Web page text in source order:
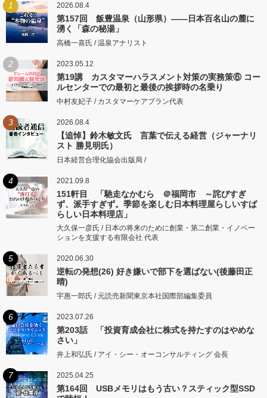
1 2026.08.4
第157回 飯豊温泉（山形県）――日本百名山の麓に
湧く「森の秘湯」
高橋一喜氏 / 温泉アナリスト
2 2023.05.12
第19講 カスタマーハラスメント対策の実務策⑥ コー
ルセンターでの最初と最後の挨拶時の名乗り
中村友妃子 / カスタマーケアプラン代表
3 2026.08.4
【追悼】鈴木敏文氏 言葉で伝える経営（ジャーナリ
スト 勝見明氏）
日本経営合理化協会出版局 /
4 2021.09.8
151軒目 「馳走なかむら ＠福岡市 ～詫びすぎ
ず、派手すぎず。季節を楽しむ日本料理屋らしいすば
らしい日本料理店」
大久保一彦氏 / 日本の将来のために創業・第二創業・イノベー
ションを支援する有限会社 代表
5 2020.06.30
逆転の発想(26) 好き嫌いで部下を選ばない(後藤田正
晴)
宇惠一郎氏 / 元読売新聞東京本社国際部編集委員
6 2023.07.26
第203話 「投資育成会社に株式を持たすのはやめな
さい」
井上和弘氏 / アイ・シー・オーコンサルティング 会長
7 2025.04.25
第164回 USBメモリはもう古い？スティック型SSD